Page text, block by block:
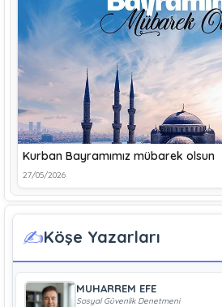
Kurban Bayramımız mübarek olsun
27/05/2026
✍️Köşe Yazarları
MUHARREM EFE
Sosyal Güvenlik Denetmeni